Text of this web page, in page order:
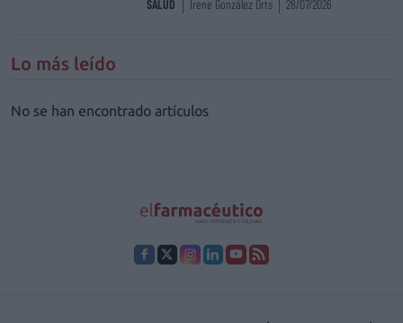
SALUD Irene González Orts 28/07/2026
Lo más leído
No se han encontrado artículos